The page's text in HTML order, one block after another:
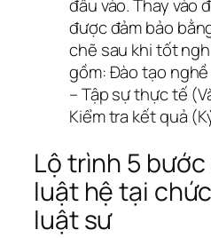
đầu vào. Thay vào
được đảm bảo
chẽ sau khi tốt
gồm: Đào tạo
– Tập sự thực tế
Kiểm tra kết quả
Lộ trình 5
luật hệ tại
luật sư